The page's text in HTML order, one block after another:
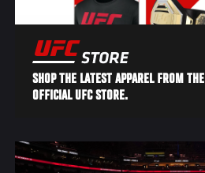
SHOP THE LATEST APPAREL FROM THE
OFFICIAL UFC STORE.